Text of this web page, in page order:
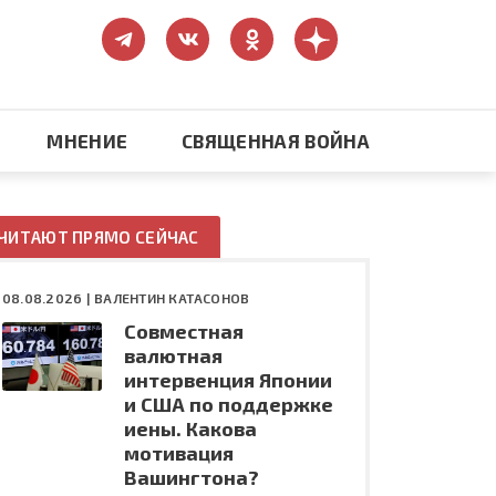
Конфликт на Украине
МНЕНИЕ СВЯЩЕННАЯ ВОЙНА
ПРЯМО СЕЙЧАС
08.08.2026 | ВАЛЕНТИН КАТАСОНОВ
Совместная
валютная
интервенция Японии
и США по поддержке
иены. Какова
мотивация
Вашингтона?